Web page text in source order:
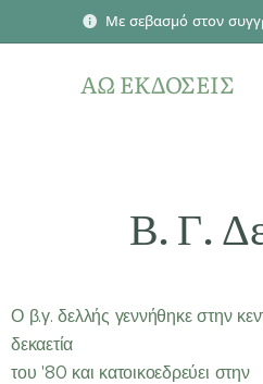
Με σεβασμό στον
ΑΩ ΕΚΔΟΣΕΙΣ
Β. Γ.
Ο β.γ. δελλής γεννήθηκε στην
δεκαετία
του '80 και κατοικοεδρεύει στην